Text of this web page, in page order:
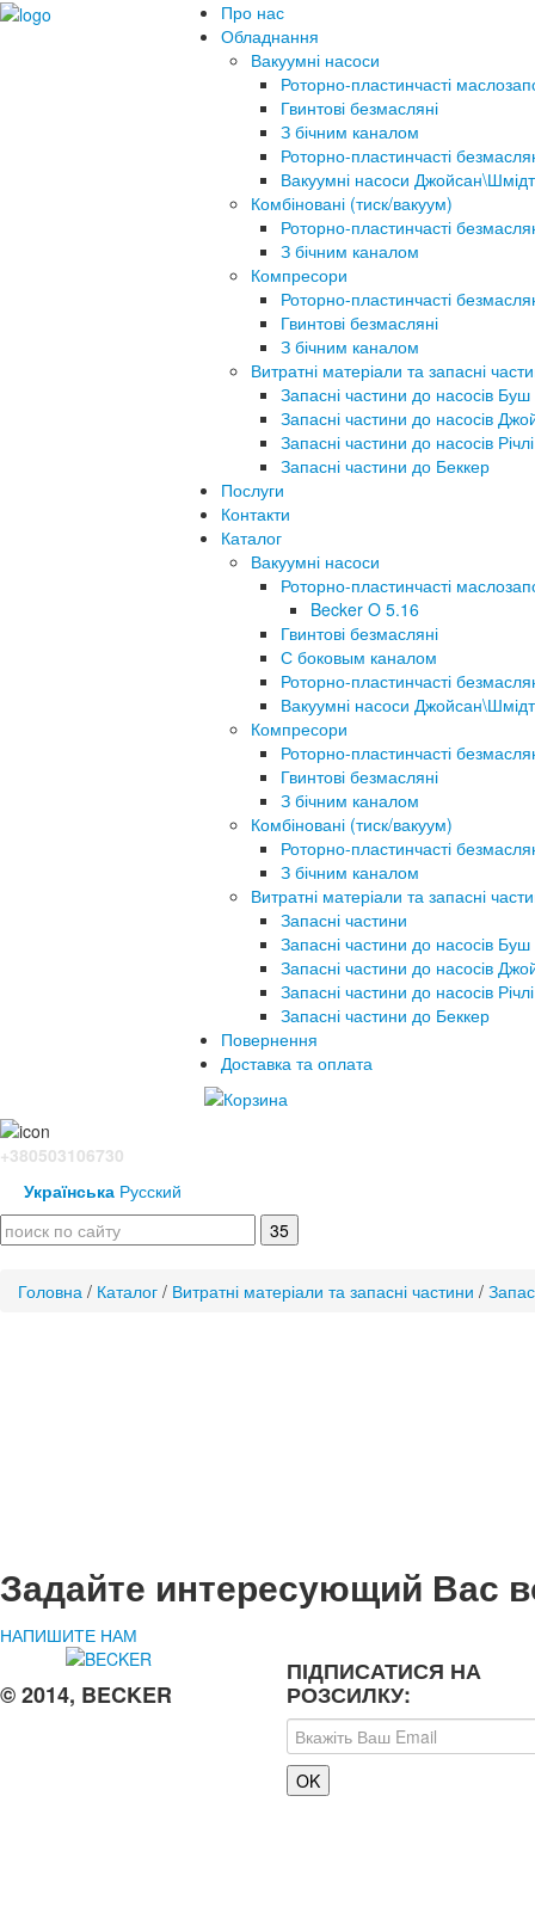
Про нас
Обладнання
Вакуумні насоси
Роторно-пластинчасті
Гвинтові безмасляні
З бічним каналом
Роторно-пластинчасті
Вакуумні насоси Джойсан\Шмідт
Комбіновані (тиск/вакуум)
Роторно-пластинчасті
З бічним каналом
Компресори
Роторно-пластинчасті
Гвинтові безмасляні
З бічним каналом
Витратні матеріали та запасні
Запасні частини до насосів Буш
Запасні частини до насосів
Запасні частини до насосів Річлі
Запасні частини до Беккер
Послуги
Контакти
Каталог
Вакуумні насоси
Роторно-пластинчасті
Becker O 5.16
Гвинтові безмасляні
С боковым каналом
Роторно-пластинчасті
Вакуумні насоси Джойсан\Шмідт
Компресори
Роторно-пластинчасті
Гвинтові безмасляні
З бічним каналом
Комбіновані (тиск/вакуум)
Роторно-пластинчасті
З бічним каналом
Витратні матеріали та запасні
Запасні частини
Запасні частини до насосів Буш
Запасні частини до насосів
Запасні частини до насосів Річлі
Запасні частини до Беккер
Повернення
Доставка та оплата
+380503106730
Українська Русский
Головна / Каталог / Витратні матеріали та запасні частини /
Задайте интересующий Вас
НАПИШИТЕ НАМ
© 2014, BECKER
ПІДПИСАТИСЯ НА
РОЗСИЛКУ: